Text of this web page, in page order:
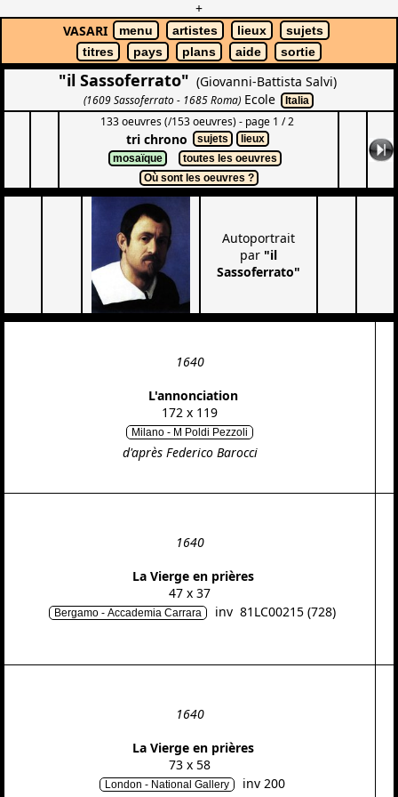
+
VASARI
menu artistes lieux
sujets
titres
pays plans aide sortie
"il Sassoferrato" (Giovanni-Battista Salvi)
(1609 Sassoferrato - 1685 Roma)Ecole Italia
133 oeuvres (/153 oeuvres) - page 1 / 2
tri chrono sujets
lieux
mosaïque
toutes les oeuvres
Où sont les oeuvres ?
Autoportrait
par "il
Sassoferrato"
1640
L'annonciation
172 x 119
Milano - M Poldi Pezzoli
d'après Federico Barocci
1640
La Vierge en prières
47 x 37
Bergamo - Accademia Carrara inv 81LC00215 (728)
1640
La Vierge en prières
73 x 58
London - National Gallery inv 200